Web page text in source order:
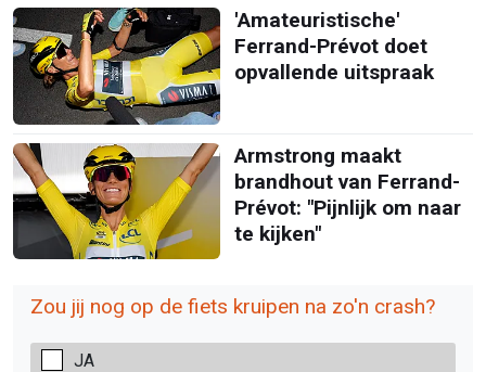
'Amateuristische'
Ferrand-Prévot doet
opvallende uitspraak
Armstrong maakt
brandhout van Ferrand-
Prévot: "Pijnlijk om naar
te kijken"
Zou jij nog op de fiets kruipen na zo'n crash?
JA